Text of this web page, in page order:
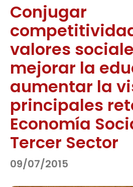
Conjugar
valores
mejorar la
aumentar la
principales
Economía
Tercer Sector
09/07/2015